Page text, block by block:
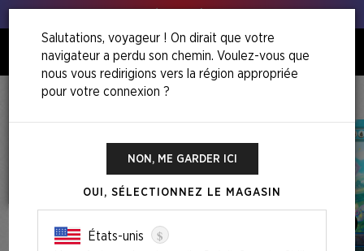
0
Accueil Secret Scare Superdrop
Salutations, voyageur ! On dirait que votre
navigateur a perdu son chemin. Voulez-vous que
nous vous redirigions vers la région appropriée
pour votre connexion ?
NON, ME GARDER ICI
OUI, SÉLECTIONNEZ LE MAGASIN
États-unis $